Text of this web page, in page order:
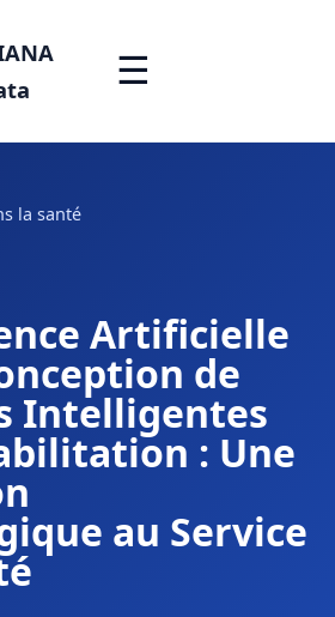
☰
la santé
Artificielle
de
Intelligentes
: Une
au Service